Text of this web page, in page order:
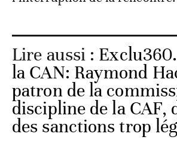
Lire aussi :
la CAN: Raymond
patron de la
discipline de la CAF,
des sanctions trop